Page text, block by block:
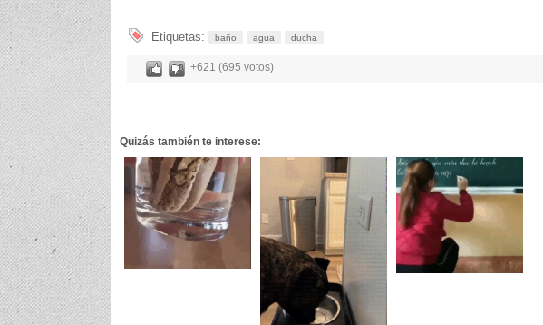
Etiquetas: baño agua ducha
+621 (695 votos)
Quizás también te interese: